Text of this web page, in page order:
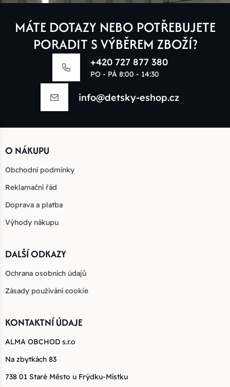
MÁTE DOTAZY NEBO POTŘEBUJETE
PORADIT S VÝBĚREM ZBOŽÍ?
+420 727 877 380
PO - PÁ 8:00 - 14:30
info@detsky-eshop.cz
O NÁKUPU
Obchodní podmínky
Reklamační řád
Doprava a platba
Výhody nákupu
DALŠÍ ODKAZY
Ochrana osobních údajů
Zásady používání cookie
KONTAKTNÍ ÚDAJE
ALMA OBCHOD s.r.o
Na zbytkách 83
738 01 Staré Město u Frýdku-Místku